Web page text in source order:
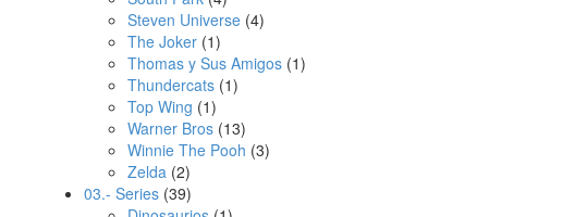
Steven Universe (4)
The Joker (1)
Thomas y Sus Amigos (1)
Thundercats (1)
Top Wing (1)
Warner Bros (13)
Winnie The Pooh (3)
Zelda (2)
03.- Series (39)